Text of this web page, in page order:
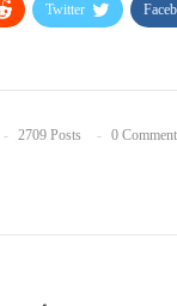
Twitter
2709 Posts 0